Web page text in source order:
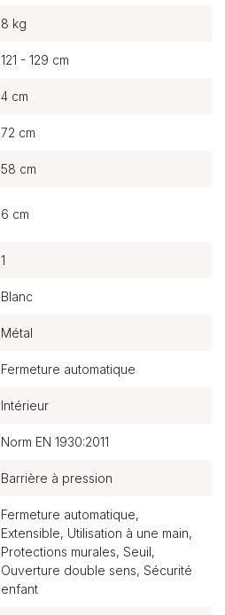
8 kg
121 - 129 cm
4 cm
72 cm
58 cm
6 cm
1
Blanc
Métal
Fermeture automatique
Intérieur
Norm EN 1930:2011
Barrière à pression
Fermeture automatique,
Extensible, Utilisation à une main,
Protections murales, Seuil,
Ouverture double sens, Sécurité
enfant